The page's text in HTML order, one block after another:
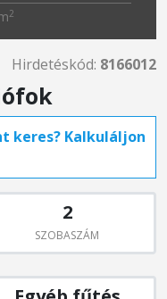
2
Hirdetéskód: 8166012
keres? Kalkuláljon
2
SZOBASZÁM